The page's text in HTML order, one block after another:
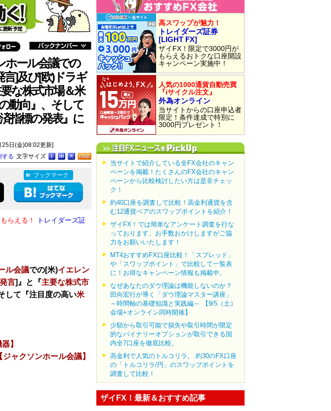
ホール会議での
言]及び[欧)ドラギ
な株式市場＆米
動向』、そして
指標の発表』に
日(金)08:02更新]
文字サイズ
する
ブックマーク
らえる！
トレイダーズ証
ル会議での[米)イエレン
言]』と『主要な株式市
して『注目度の高い米
】
ャクソンホール会議】
高スワップが魅力！
トレイダーズ証券
[LIGHT FX]
ザイFX！限定で3000円が
もらえるおトクな口座開設
キャンペーン実施中！
人気の1000通貨自動売買
『iサイクル注文』
外為オンライン
当サイトからの口座申込者
限定！条件達成で特別に
3000円プレゼント！
当サイトで紹介している全FX会社のキャン
ペーンを掲載！たくさんのFX会社のキャン
ペーンから比較検討したい方は是非チェッ
ク！
約40口座を調査して比較！高金利通貨を含
む12通貨ペアのスワップポイントを紹介！
ザイFX！では簡単なアンケート調査を行な
っております。お手数おかけしますがご協
力をお願いいたします！
MT4おすすめFX口座比較！「スプレッド」
や「スワップポイント」で比較して一覧表
に！お得なキャンペーン情報も掲載中。
なぜあなたのダウ理論は機能しないのか？
田向宏行が導く「ダウ理論マスター講座」
～時間軸の基礎知識と実践編～ 【9/5（土）
会場+オンライン同時開催】
少額から取引可能で損失や取引時間が限定
的なバイナリーオプションが取引できる国
内全7口座を徹底比較。
高金利で人気のトルコリラ。 約30のFX口座
の「トルコリラ/円」のスワップポイントを
調査して比較！
ザイFX！最新＆おすすめ記事